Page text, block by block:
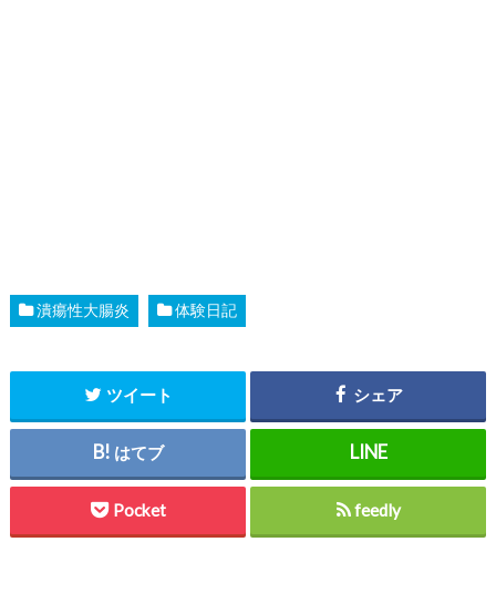
潰瘍性大腸炎 体験日記
ツイート シェア
はてブ
Pocket feedly